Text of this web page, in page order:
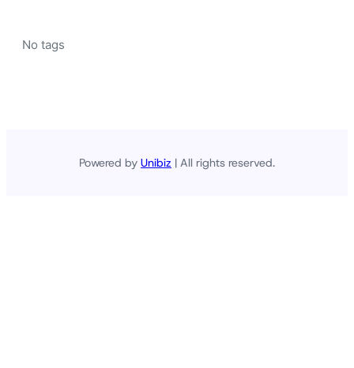
No tags
Powered by Unibiz | All rights reserved.